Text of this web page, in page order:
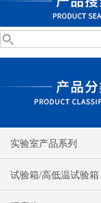
实验室产品系列
试验箱/高低温试验箱